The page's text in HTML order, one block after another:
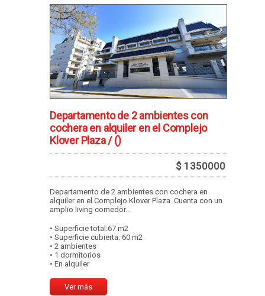
Departamento de 2 ambientes con
cochera en alquiler en el Complejo
Klover Plaza /()
$ 1350000
Departamento de 2 ambientes con cochera en
alquiler en el Complejo Klover Plaza. Cuenta con un
amplio living comedor...
• Superficie total:67 m2
• Superficie cubierta: 60 m2
• 2 ambientes
• 1 dormitorios
• En alquiler
Ver más